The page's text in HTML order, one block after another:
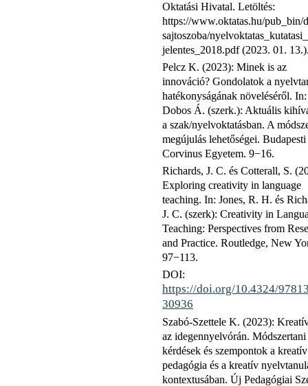
Oktatási Hivatal. Letöltés:
https://www.oktatas.hu/pub_bin/
sajtoszoba/nyelvoktatas_kutatasi_
jelentes_2018.pdf (2023. 01.
Pelcz K. (2023): Minek is az
innováció? Gondolatok a
hatékonyságának növeléséről. In:
Dobos Á. (szerk.): Aktuális
a szak/nyelvoktatásban. A
megújulás lehetőségei. Budapesti
Corvinus Egyetem. 9−16.
Richards, J. C. és Cotterall, S.
Exploring creativity in language
teaching. In: Jones, R. H. és
J. C. (szerk): Creativity in
Teaching: Perspectives from
and Practice. Routledge, New
97−113.
DOI:
https://doi.org/10.4324/
30936
Szabó-Szettele K. (2023):
az idegennyelvórán. Módszertani
kérdések és szempontok a kreatív
pedagógia és a kreatív
kontextusában. Új Pedagógiai